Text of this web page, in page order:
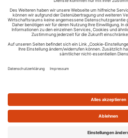
RSS-Verzeichnis.de © 2003-2026
Impressum
Kontakt
Datenschutzinformation
Cookie-Einstellungen
Was ist ein RSS Feed?
Die besten RSS Reader
101-200|200-